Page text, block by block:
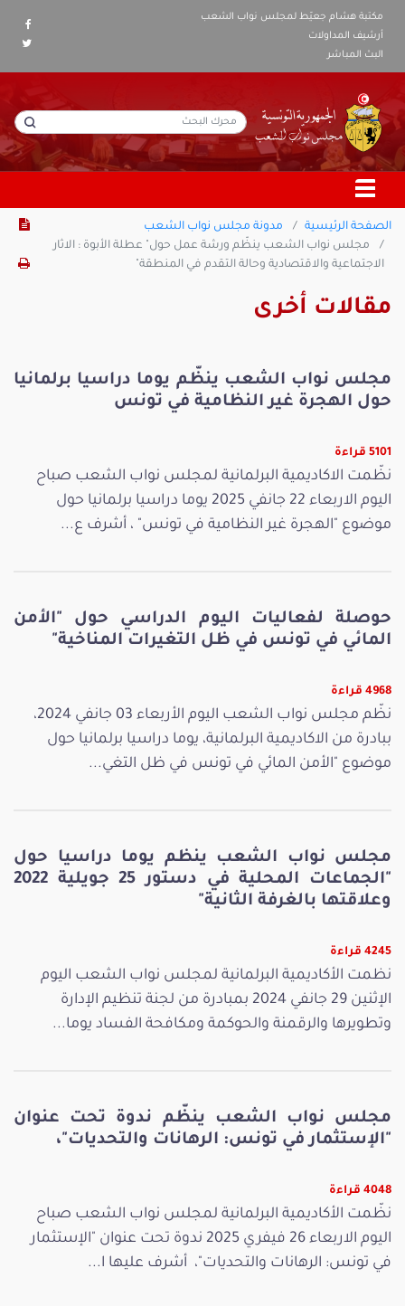
مكتبة هشام جعيّط لمجلس نواب الشعب
أرشيف المداولات
البث المباشر
الصفحة الرئيسية
مدونة مجلس نواب الشعب
مجلس نواب الشعب ينظّم ورشة عمل حول" عطلة الأبوة : الاثار
الاجتماعية والاقتصادية وحالة التقدم في المنطقة"
مقالات أخرى
مجلس نواب الشعب ينظّم يوما دراسيا برلمانيا
حول الهجرة غير النظامية في تونس
5101 قراءة
نظّمت الاكاديمية البرلمانية لمجلس نواب الشعب صباح
اليوم الاربعاء 22 جانفي 2025 يوما دراسيا برلمانيا حول
موضوع "الهجرة غير النظامية في تونس" ، أشرف ع...
حوصلة لفعاليات اليوم الدراسي حول "الأمن
المائي في تونس في ظل التغيرات المناخية"
4968 قراءة
نظّم مجلس نواب الشعب اليوم الأربعاء 03 جانفي 2024،
ببادرة من الاكاديمية البرلمانية، يوما دراسيا برلمانيا حول
موضوع "الأمن المائي في تونس في ظل التغي...
مجلس نواب الشعب ينظم يوما دراسيا حول
"الجماعات المحلية في دستور 25 جويلية 2022
وعلاقتها بالغرفة الثانية"
4245 قراءة
نظمت الأكاديمية البرلمانية لمجلس نواب الشعب اليوم
الإثنين 29 جانفي 2024 بمبادرة من لجنة تنظيم الإدارة
وتطويرها والرقمنة والحوكمة ومكافحة الفساد يوما...
مجلس نواب الشعب ينظّم ندوة تحت عنوان
"الإستثمار في تونس: الرهانات والتحديات"،
4048 قراءة
نظّمت الأكاديمية البرلمانية لمجلس نواب الشعب صباح
اليوم الاربعاء 26 فيفري 2025 ندوة تحت عنوان "الإستثمار
في تونس: الرهانات والتحديات"، أشرف عليها ا...